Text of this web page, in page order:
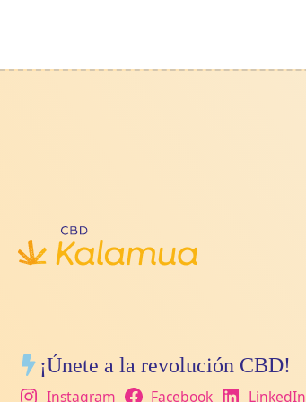
¡Únete a la revolución CBD!
Instagram Facebook LinkedIn